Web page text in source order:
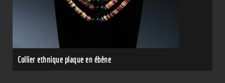
Collier ethnique plaque en ébène